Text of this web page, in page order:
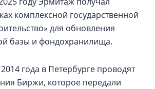
комплексной государственной
для обновления
базы и фондохранилища.
года в Петербурге проводят
Биржи, которое передали